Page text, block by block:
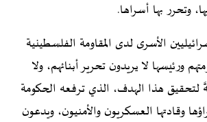
وتحرر بها أسراها.
الأسرى لدى المقاومة الفلسطينية
ورئيسها لا يريدون تحرير أبنائهم، ولا
لتحقيق هذا الهدف، الذي ترفعه الحكومة
وقادتها العسكريون والأمنيون، ويدعون